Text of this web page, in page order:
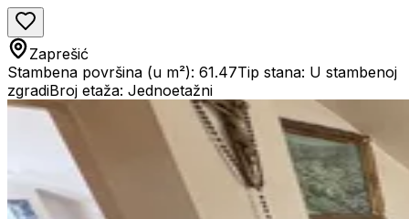
Zaprešić
Stambena površina (u m²): 61.47Tip stana: U stambenoj
zgradiBroj etaža: Jednoetažni